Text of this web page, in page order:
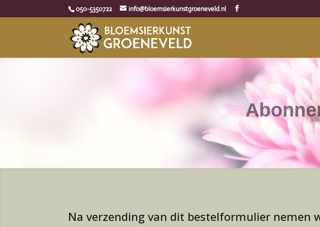
050-5350722 info@bloemsierkunstgroeneveld.nl
Na verzending van dit bestelformulier nemen